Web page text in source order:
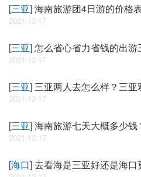
[三亚]海南旅游团4日游的价格
2021-12-17
[三亚]怎么省心省力省钱的出游
2021-12-17
[三亚] 三亚两人去怎么样？三
2021-12-17
[三亚]海南旅游七天大概多少钱
2021-12-17
[海口]去看海是三亚好还是海口